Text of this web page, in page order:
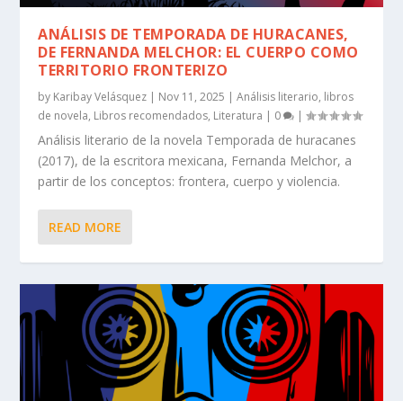
ANÁLISIS DE TEMPORADA DE HURACANES,
DE FERNANDA MELCHOR: EL CUERPO COMO
TERRITORIO FRONTERIZO
by Karibay Velásquez | Nov 11, 2025 |Análisis literario, libros
de novela, Libros recomendados, Literatura | 0 |
Análisis literario de la novela Temporada de huracanes
(2017), de la escritora mexicana, Fernanda Melchor, a
partir de los conceptos: frontera, cuerpo y violencia.
READ MORE